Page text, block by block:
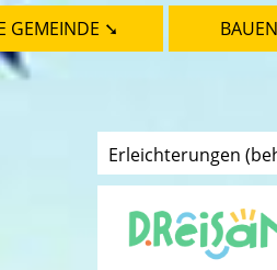
GEMEINDE ➘